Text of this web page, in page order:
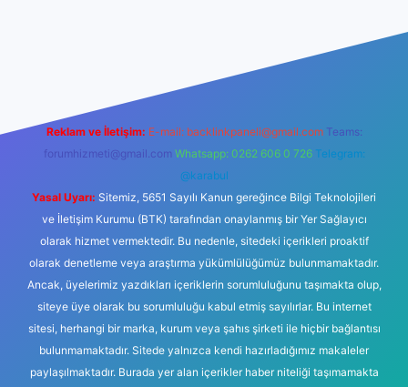
Reklam ve İletişim: E-mail: backlinkpaneli@gmail.com Teams:
forumhizmeti@gmail.com Whatsapp: 0262 606 0 726 Telegram:
@karabul
Yasal Uyarı: Sitemiz, 5651 Sayılı Kanun gereğince Bilgi Teknolojileri
ve İletişim Kurumu (BTK) tarafından onaylanmış bir Yer Sağlayıcı
olarak hizmet vermektedir. Bu nedenle, sitedeki içerikleri proaktif
olarak denetleme veya araştırma yükümlülüğümüz bulunmamaktadır.
Ancak, üyelerimiz yazdıkları içeriklerin sorumluluğunu taşımakta olup,
siteye üye olarak bu sorumluluğu kabul etmiş sayılırlar. Bu internet
sitesi, herhangi bir marka, kurum veya şahıs şirketi ile hiçbir bağlantısı
bulunmamaktadır. Sitede yalnızca kendi hazırladığımız makaleler
paylaşılmaktadır. Burada yer alan içerikler haber niteliği taşımamakta